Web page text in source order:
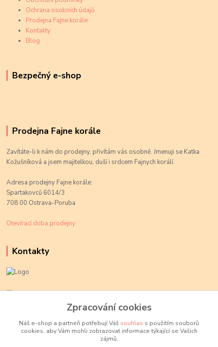
Ochrana osobních údajů
Prodejna Fajne korále
Kontakty
Blog
Bezpečný e-shop
Prodejna Fajne korále
Zavítáte-li k nám do prodejny, přivítám vás osobně. Jmenuji se Katka
Kožušníková a jsem majitelkou, duší i srdcem Fajnych korálí.
Adresa prodejny Fajne korále:
Spartakovců 6014/3
708 00 Ostrava-Poruba
Otevírací doba prodejny
Kontakty
+420 774 719 784
info@fajnekorale.cz
Zpracování cookies
Náš e-shop a partneři potřebují Váš souhlas s použitím souborů
cookies, aby Vám mohli zobrazovat informace týkající se Vašich
zájmů.